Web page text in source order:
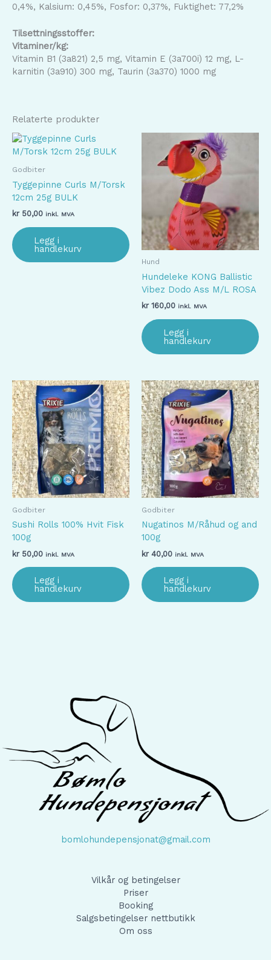
0,4%, Kalsium: 0,45%, Fosfor: 0,37%, Fuktighet: 77,2%
Tilsettningsstoffer:
Vitaminer/kg:
Vitamin B1 (3a821) 2,5 mg, Vitamin E (3a700i) 12 mg, L-
karnitin (3a910) 300 mg, Taurin (3a370) 1000 mg
Relaterte produkter
Godbiter
Tyggepinne Curls M/Torsk
12cm 25g BULK
kr 50,00 inkl. MVA
Legg i
handlekurv
Hund
Hundeleke KONG Ballistic
Vibez Dodo Ass M/L ROSA
kr 160,00 inkl. MVA
Legg i
handlekurv
Godbiter
Sushi Rolls 100% Hvit Fisk
100g
kr 50,00 inkl. MVA
Legg i
handlekurv
Godbiter
Nugatinos M/Råhud og and
100g
kr 40,00 inkl. MVA
Legg i
handlekurv
bomlohundepensjonat@gmail.com
Vilkår og betingelser
Priser
Booking
Salgsbetingelser nettbutikk
Om oss